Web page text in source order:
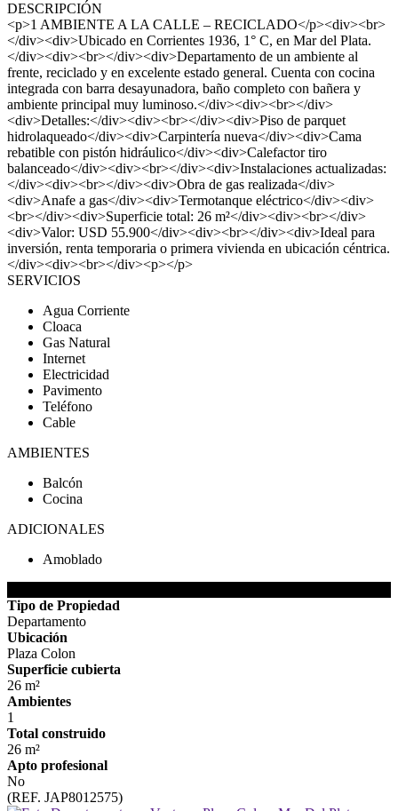
DESCRIPCIÓN
<p>1 AMBIENTE A LA CALLE – RECICLADO</p><div><br>
</div><div>Ubicado en Corrientes 1936, 1° C, en Mar del Plata.
</div><div><br></div><div>Departamento de un ambiente al
frente, reciclado y en excelente estado general. Cuenta con cocina
integrada con barra desayunadora, baño completo con bañera y
ambiente principal muy luminoso.</div><div><br></div>
<div>Detalles:</div><div><br></div><div>Piso de parquet
hidrolaqueado</div><div>Carpintería nueva</div><div>Cama
rebatible con pistón hidráulico</div><div>Calefactor tiro
balanceado</div><div><br></div><div>Instalaciones actualizadas:
</div><div><br></div><div>Obra de gas realizada</div>
<div>Anafe a gas</div><div>Termotanque eléctrico</div><div>
<br></div><div>Superficie total: 26 m²</div><div><br></div>
<div>Valor: USD 55.900</div><div><br></div><div>Ideal para
inversión, renta temporaria o primera vivienda en ubicación céntrica.
</div><div><br></div><p></p>
SERVICIOS
Agua Corriente
Cloaca
Gas Natural
Internet
Electricidad
Pavimento
Teléfono
Cable
AMBIENTES
Balcón
Cocina
ADICIONALES
Amoblado
Tipo de Propiedad
Departamento
Ubicación
Plaza Colon
Superficie cubierta
26 m²
Ambientes
1
Total construido
26 m²
Apto profesional
No
(REF. JAP8012575)